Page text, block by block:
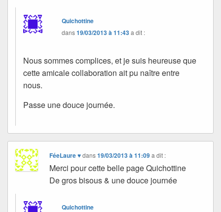
Quichottine
dans19/03/2013 à 11:43a dit :
Nous sommes complices, et je suis heureuse que
cette amicale collaboration ait pu naître entre
nous.
Passe une douce journée.
FéeLaure ♥dans19/03/2013 à 11:09 a dit :
Merci pour cette belle page Quichottine
De gros bisous & une douce journée
Quichottine